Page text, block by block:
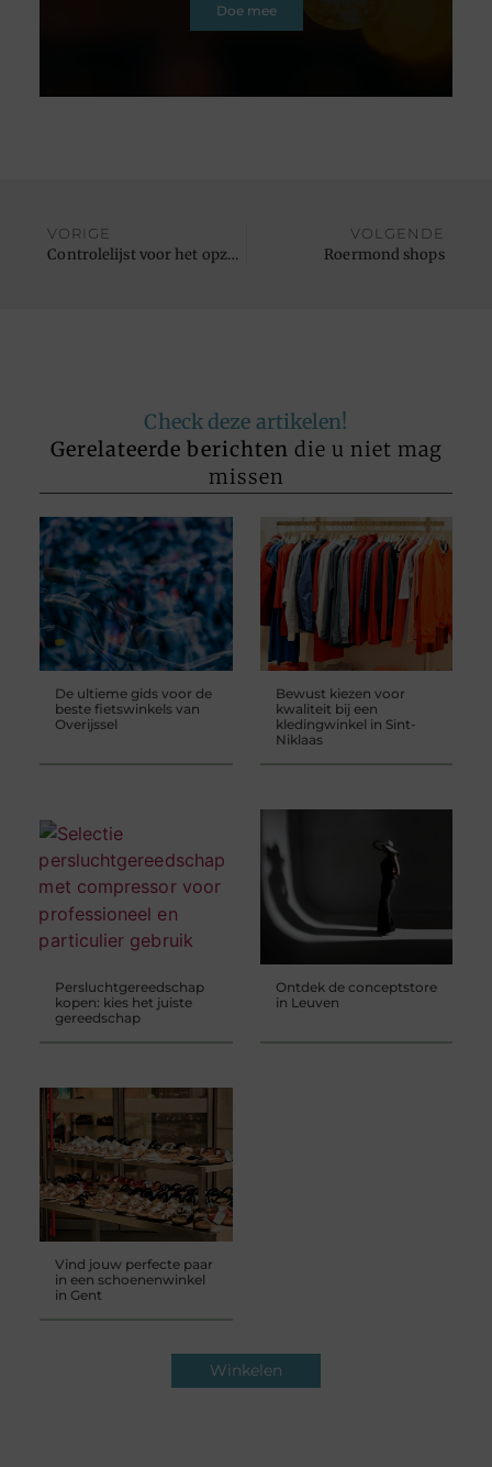
Doe mee
VORIGE
Controlelijst voor het opzetten van een kantoor aan huis tijdens corona
VOLGENDE
Roermond shops
Check deze artikelen!
Gerelateerde berichten die u niet mag
missen
De ultieme gids voor de
beste fietswinkels van
Overijssel
Bewust kiezen voor
kwaliteit bij een
kledingwinkel in Sint-
Niklaas
Persluchtgereedschap
kopen: kies het juiste
gereedschap
Ontdek de conceptstore
in Leuven
Vind jouw perfecte paar
in een schoenenwinkel
in Gent
Winkelen